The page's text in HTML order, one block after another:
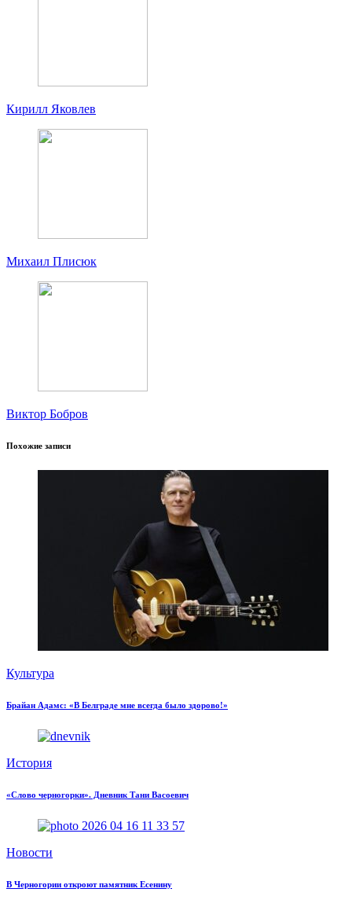
Кирилл Яковлев
Михаил Плисюк
Виктор Бобров
Похожие записи
Культура
Брайан Адамс: «В Белграде мне всегда было здорово!»
История
«Слово черногорки». Дневник Тани Васоевич
Новости
В Черногории откроют памятник Есенину